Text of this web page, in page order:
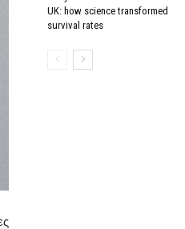
UK: how science transformed
survival rates